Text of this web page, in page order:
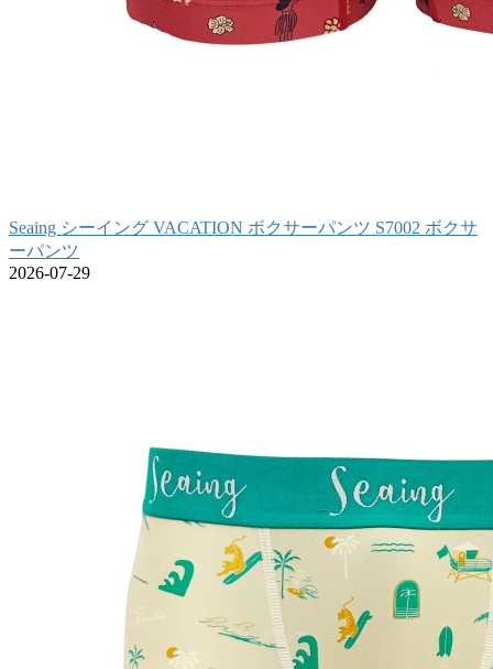
Seaing シーイング VACATION ボクサーパンツ S7002 ボクサ
ーパンツ
2026-07-29